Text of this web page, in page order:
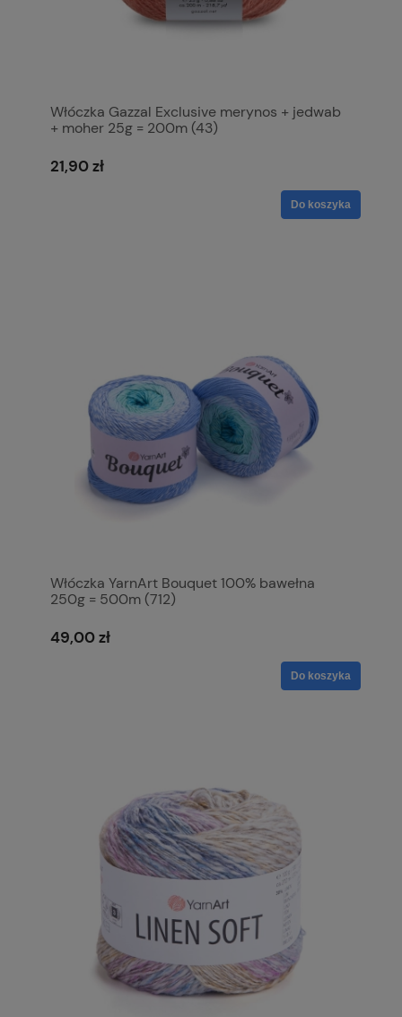
Włóczka Gazzal Exclusive merynos + jedwab
+ moher 25g = 200m (43)
21,90 zł
Do koszyka
Włóczka YarnArt Bouquet 100% bawełna
250g = 500m (712)
49,00 zł
Do koszyka